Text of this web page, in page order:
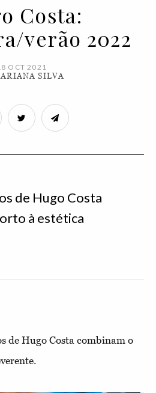
Costa:
verão 2022
OCT 2021
SILVA
de Hugo Costa
à estética
de Hugo Costa combinam o